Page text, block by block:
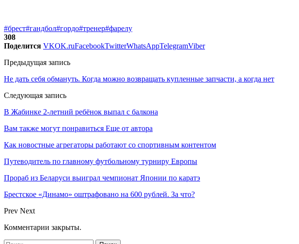
#брест#гандбол#гордо#тренер#фарелу
308
Поделится VKOK.ruFacebookTwitterWhatsAppTelegramViber
Предыдущая запись
Не дать себя обмануть. Когда можно возвращать купленные запчасти, а когда нет
Следующая запись
В Жабинке 2-летний ребёнок выпал с балкона
Вам также могут понравиться Еще от автора
Как новостные агрегаторы работают со спортивным контентом
Путеводитель по главному футбольному турниру Европы
Прораб из Беларуси выиграл чемпионат Японии по каратэ
Брестское «Динамо» оштрафовано на 600 рублей. За что?
Prev Next
Комментарии закрыты.